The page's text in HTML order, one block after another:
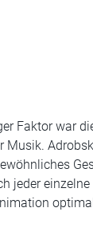
Faktor war
Musik.
jeder